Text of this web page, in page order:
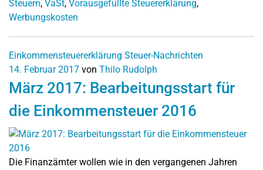
Steuern, VaSt, Vorausgefüllte Steuererklärung,
Werbungskosten
Einkommensteuererklärung Steuer-Nachrichten
14. Februar 2017 von Thilo Rudolph
März 2017: Bearbeitungsstart für
die Einkommensteuer 2016
Die Finanzämter wollen wie in den vergangenen Jahren